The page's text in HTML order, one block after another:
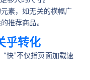
素，如无关的横幅广
推荐商品。
乎转化
快”不仅指页面加载速